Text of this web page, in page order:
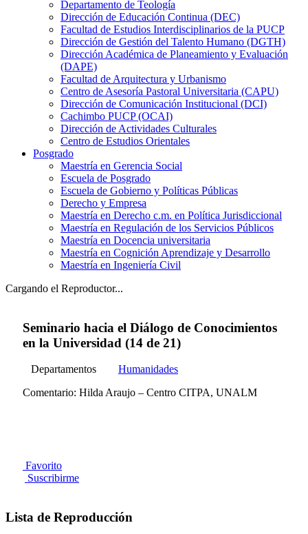
Departamento de Teología
Dirección de Educación Continua (DEC)
Facultad de Estudios Interdisciplinarios de la PUCP
Dirección de Gestión del Talento Humano (DGTH)
Dirección Académica de Planeamiento y Evaluación
(DAPE)
Facultad de Arquitectura y Urbanismo
Centro de Asesoría Pastoral Universitaria (CAPU)
Dirección de Comunicación Institucional (DCI)
Cachimbo PUCP (OCAI)
Dirección de Actividades Culturales
Centro de Estudios Orientales
Posgrado
Maestría en Gerencia Social
Escuela de Posgrado
Escuela de Gobierno y Políticas Públicas
Derecho y Empresa
Maestría en Derecho c.m. en Política Jurisdiccional
Maestría en Regulación de los Servicios Públicos
Maestría en Docencia universitaria
Maestría en Cognición Aprendizaje y Desarrollo
Maestría en Ingeniería Civil
Cargando el Reproductor...
Seminario hacia el Diálogo de Conocimientos
en la Universidad (14 de 21)
Departamentos
Humanidades
Comentario: Hilda Araujo – Centro CITPA, UNALM
Favorito
Suscribirme
Lista de Reproducción